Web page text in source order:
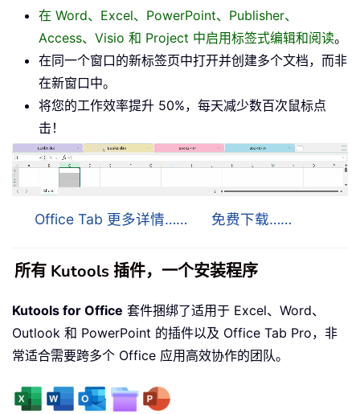
在 Word、Excel、PowerPoint、Publisher、
Access、Visio 和 Project 中启用标签式编辑和阅读。
在同一个窗口的新标签页中打开并创建多个文档，而非
在新窗口中。
将您的工作效率提升 50%，每天减少数百次鼠标点
击！
Office Tab 更多详情…… 免费下载……
所有 Kutools 插件，一个安装程序
Kutools for Office 套件捆绑了适用于 Excel、Word、
Outlook 和 PowerPoint 的插件以及 Office Tab Pro，非
常适合需要跨多个 Office 应用高效协作的团队。